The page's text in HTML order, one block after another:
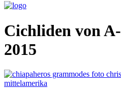
Cichliden von
2015